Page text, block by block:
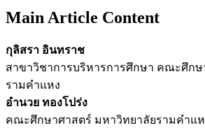
Main Article Content
กุลิสรา อินทราช
สาขาวิชาการบริหารการศึกษา คณะศึก
รามคำแหง
อำนวย ทองโปร่ง
คณะศึกษาศาสตร์ มหาวิทยาลัยรามคำแห